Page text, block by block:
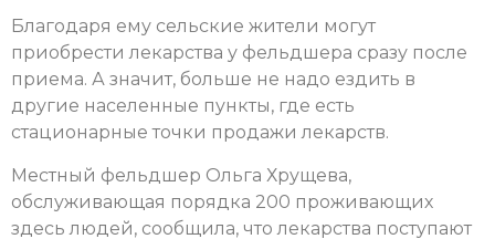
Благодаря ему сельские жители могут
приобрести лекарства у фельдшера сразу после
приема. А значит, больше не надо ездить в
другие населенные пункты, где есть
стационарные точки продажи лекарств.
Местный фельдшер Ольга Хрущева,
обслуживающая порядка 200 проживающих
здесь людей, сообщила, что лекарства поступают